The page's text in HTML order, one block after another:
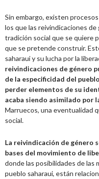
Sin embargo, existen
los que las reivindicaciones
tradición social que se quiere
que se pretende construir.
saharaui y su lucha por la
reivindicaciones de género
de la especificidad del
perder elementos de su
acaba siendo asimilado por
Marruecos, una eventualidad
social.
La reivindicación de género
bases del movimiento de
donde las posibilidades de las
pueblo saharaui, están